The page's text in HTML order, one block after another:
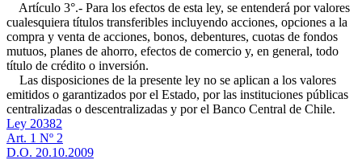
Artículo 3°.- Para los efectos de esta ley, se entenderá por valores
cualesquiera títulos transferibles incluyendo acciones, opciones a la
compra y venta de acciones, bonos, debentures, cuotas de fondos
mutuos, planes de ahorro, efectos de comercio y, en general, todo
título de crédito o inversión.
Las disposiciones de la presente ley no se aplican a los valores
emitidos o garantizados por el Estado, por las instituciones públicas
centralizadas o descentralizadas y por el Banco Central de Chile.
Ley 20382
Art. 1 Nº 2
D.O. 20.10.2009